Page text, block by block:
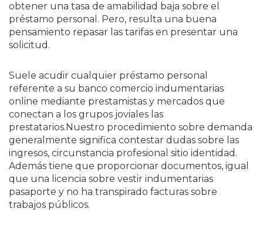
obtener una tasa de amabilidad baja sobre el
préstamo personal. Pero, resulta una buena
pensamiento repasar las tarifas en presentar una
solicitud.
Suele acudir cualquier préstamo personal
referente a su banco comercio indumentarias
online mediante prestamistas y mercados que
conectan a los grupos joviales las
prestatarios.Nuestro procedimiento sobre demanda
generalmente significa contestar dudas sobre las
ingresos, circunstancia profesional sitio identidad.
Además tiene que proporcionar documentos, igual
que una licencia sobre vestir indumentarias
pasaporte y no ha transpirado facturas sobre
trabajos públicos.